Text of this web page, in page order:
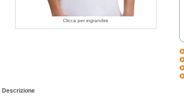
Clicca per ingrandire
Descrizione